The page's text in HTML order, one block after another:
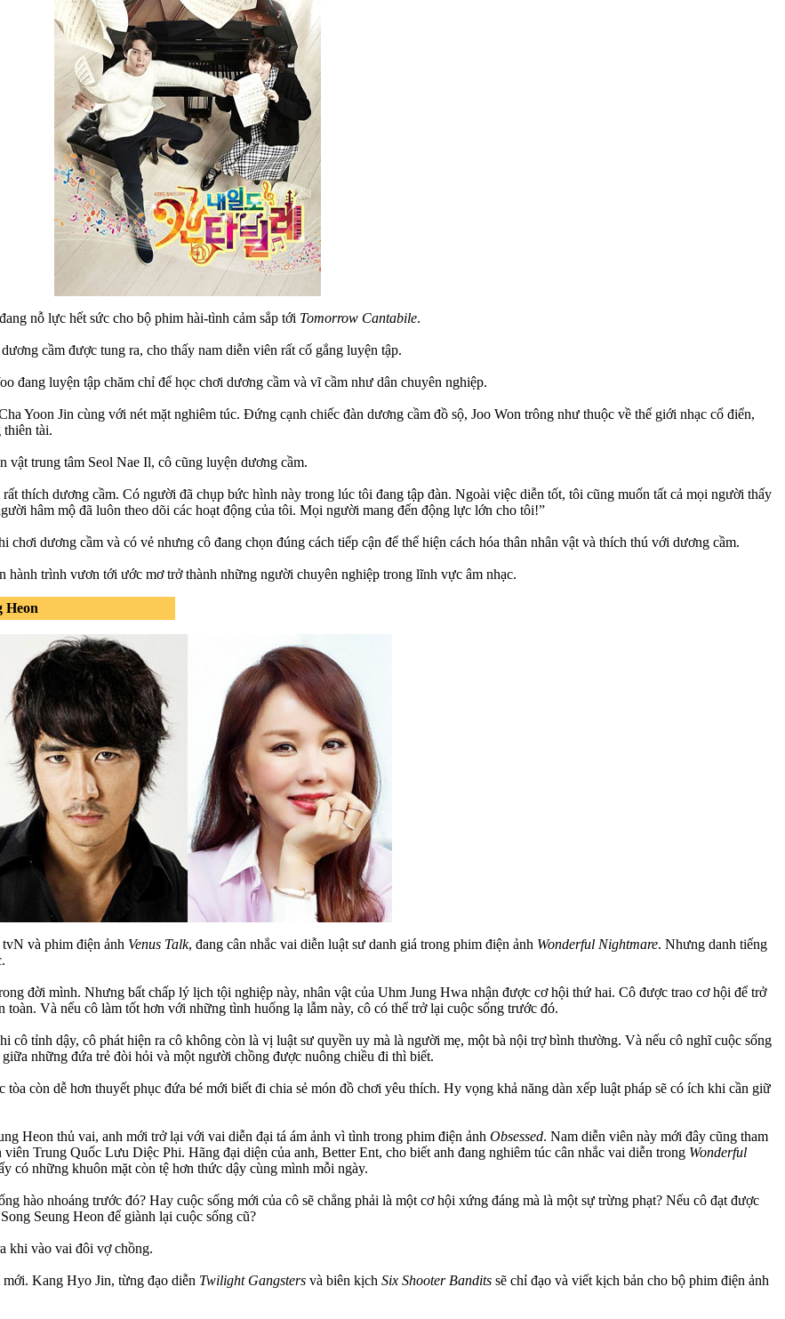
nỗ lực hết sức cho bộ phim hài-tình cảm sắp tới Tomorrow Cantabile.
cầm được tung ra, cho thấy nam diễn viên rất cố gắng luyện tập.
đang luyện tập chăm chỉ để học chơi dương cầm và vĩ cầm như dân chuyên nghiệp.
Yoon Jin cùng với nét mặt nghiêm túc. Đứng cạnh chiếc đàn dương cầm đồ sộ, Joo Won trông như thuộc về thế giới nhạc cổ điển,
thiên tài.
trung tâm Seol Nae Il, cô cũng luyện dương cầm.
thích dương cầm. Có người đã chụp bức hình này trong lúc tôi đang tập đàn. Ngoài việc diễn tốt, tôi cũng muốn tất cả mọi người thấy
hâm mộ đã luôn theo dõi các hoạt động của tôi. Mọi người mang đến động lực lớn cho tôi!”
dương cầm và có vẻ nhưng cô đang chọn đúng cách tiếp cận để thể hiện cách hóa thân nhân vật và thích thú với dương cầm.
hành trình vươn tới ước mơ trở thành những người chuyên nghiệp trong lĩnh vực âm nhạc.
Heon
tvN và phim điện ảnh Venus Talk, đang cân nhắc vai diễn luật sư danh giá trong phim điện ảnh Wonderful Nightmare. Nhưng danh tiếng
đời mình. Nhưng bất chấp lý lịch tội nghiệp này, nhân vật của Uhm Jung Hwa nhận được cơ hội thứ hai. Cô được trao cơ hội để trở
Và nếu cô làm tốt hơn với những tình huống lạ lẫm này, cô có thể trở lại cuộc sống trước đó.
cô tỉnh dậy, cô phát hiện ra cô không còn là vị luật sư quyền uy mà là người mẹ, một bà nội trợ bình thường. Và nếu cô nghĩ cuộc sống
những đứa trẻ đòi hỏi và một người chồng được nuông chiều đi thì biết.
còn dễ hơn thuyết phục đứa bé mới biết đi chia sẻ món đồ chơi yêu thích. Hy vọng khả năng dàn xếp luật pháp sẽ có ích khi cần giữ
Heon thủ vai, anh mới trở lại với vai diễn đại tá ám ảnh vì tình trong phim điện ảnh Obsessed. Nam diễn viên này mới đây cũng tham
Trung Quốc Lưu Diệc Phi. Hãng đại diện của anh, Better Ent, cho biết anh đang nghiêm túc cân nhắc vai diễn trong Wonderful
có những khuôn mặt còn tệ hơn thức dậy cùng mình mỗi ngày.
hào nhoáng trước đó? Hay cuộc sống mới của cô sẽ chẳng phải là một cơ hội xứng đáng mà là một sự trừng phạt? Nếu cô đạt được
Seung Heon để giành lại cuộc sống cũ?
khi vào vai đôi vợ chồng.
Kang Hyo Jin, từng đạo diễn Twilight Gangsters và biên kịch Six Shooter Bandits sẽ chỉ đạo và viết kịch bản cho bộ phim điện ảnh